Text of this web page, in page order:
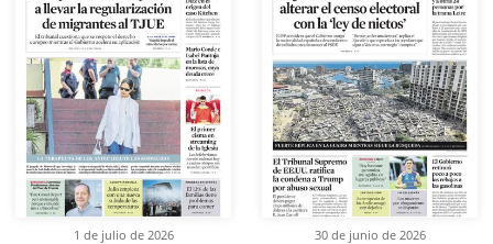
1 de julio de 2026 30 de junio de 2026